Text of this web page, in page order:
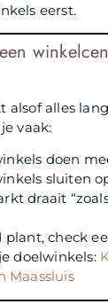
eerst.
alsof alles
vaak:
doen
sluiten
draait
plant, check
doelwinkels:
Maassluis